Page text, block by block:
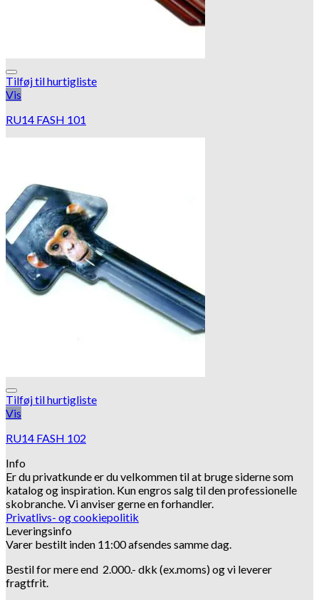
Tilføj til hurtigliste
Vis
RU14 FASH 101
Tilføj til hurtigliste
Vis
RU14 FASH 102
Info
Er du privatkunde er du velkommen til at bruge siderne som
katalog og inspiration. Kun engros salg til den professionelle
skobranche.Vi anviser gerne en forhandler.
Privatlivs- og cookiepolitik
Leveringsinfo
Varer bestilt inden 11:00 afsendes samme dag.
Bestil for mere end 2.000.- dkk (ex.moms) og vi leverer
fragtfrit.